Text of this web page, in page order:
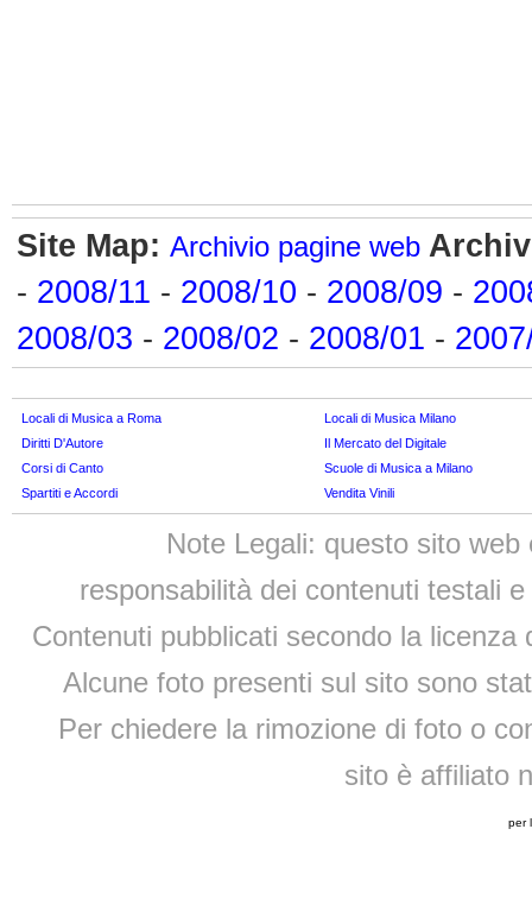
Site Map: Archivio pagine web
- 2008/11 - 2008/10 - 2008/09 -
2008/03 - 2008/02 - 2008/01 -
Locali di Musica a Roma
Locali di Musica Milano
Diritti D'Autore
Il Mercato del Digitale
Corsi di Canto
Scuole di Musica a Milano
Spartiti e Accordi
Vendita Vinili
Note Legali: questo sito
responsabilità dei contenuti testali
Contenuti pubblicati secondo la
Alcune foto presenti sul sito sono
Per chiedere la rimozione di foto o
sito è affiliato
per